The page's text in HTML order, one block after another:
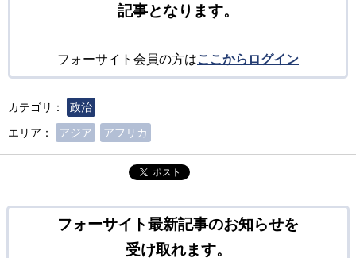
記事となります。
フォーサイト会員の方はここからログイン
カテゴリ：
政治
エリア：
アジア アフリカ
ポスト
フォーサイト最新記事のお知らせを
受け取れます。